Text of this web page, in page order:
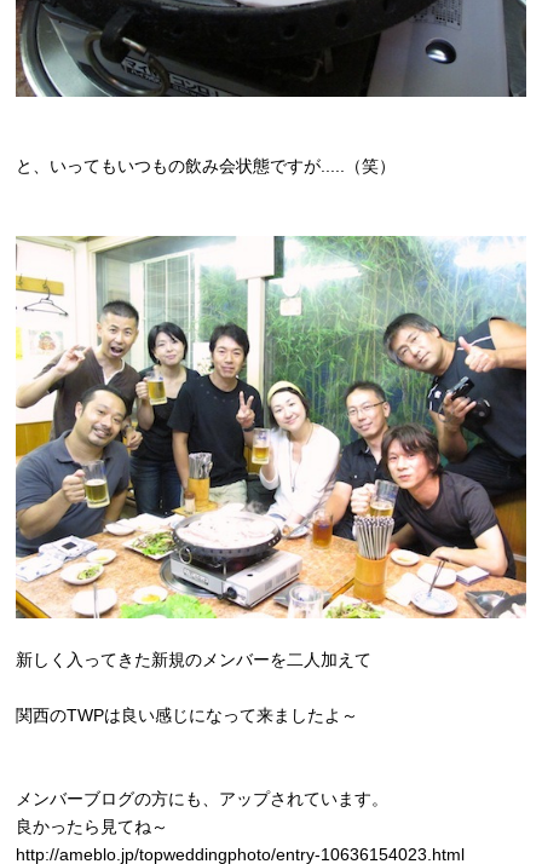
と、いってもいつもの飲み会状態ですが.....（笑）
新しく入ってきた新規のメンバーを二人加えて
関西のTWPは良い感じになって来ましたよ～
メンバーブログの方にも、アップされています。
良かったら見てね～
http://ameblo.jp/topweddingphoto/entry-10636154023.html